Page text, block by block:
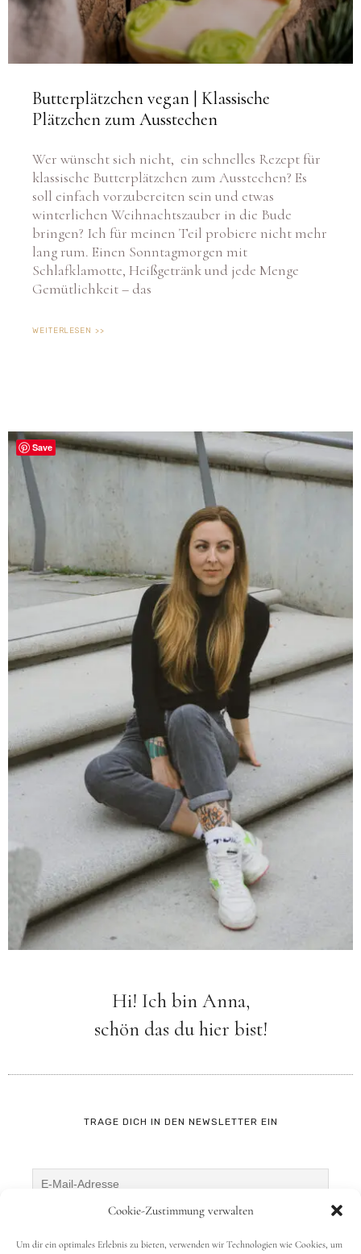
Cookie-Zustimmung verwalten
Um dir ein optimales Erlebnis zu bieten, verwenden wir Technologien wie Cookies, um
Butterplätzchen vegan | Klassische
Plätzchen zum Ausstechen
Wer wünscht sich nicht, ein schnelles Rezept für
klassische Butterplätzchen zum Ausstechen? Es
soll einfach vorzubereiten sein und etwas
winterlichen Weihnachtszauber in die Bude
bringen? Ich für meinen Teil probiere nicht mehr
lang rum. Einen Sonntagmorgen mit
Schlafklamotte, Heißgetränk und jede Menge
Gemütlichkeit – das
WEITERLESEN >>
Hi! Ich bin Anna,
schön das du hier bist!
TRAGE DICH IN DEN NEWSLETTER EIN
Save